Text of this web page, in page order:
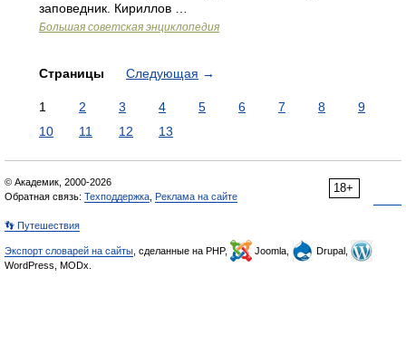
заповедник. Кириллов …
Большая советская энциклопедия
Страницы Следующая →
1 2 3 4 5 6 7 8
9
10
11 12 13
18+
© Академик, 2000-2026
Обратная связь: Техподдержка Реклама на сайте
👣 Путешествия
Экспорт словарей на сайты , сделанные на PHP, Joomla,
Drupal,
WordPress, MODx.